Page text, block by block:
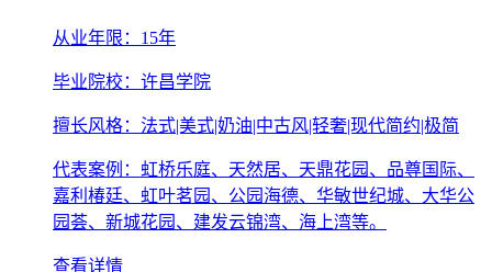
从业年限：15年
毕业院校：许昌学院
擅长风格：法式|美式|奶油|中古风|轻奢|现代简约|极简
代表案例：虹桥乐庭、天然居、天鼎花园、品尊国际、
嘉利椿廷、虹叶茗园、公园海德、华敏世纪城、大华公
园荟、新城花园、建发云锦湾、海上湾等。
查看详情